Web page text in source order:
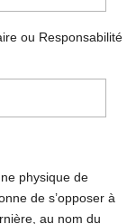
ou Responsabilité
physique de
de s’opposer à
au nom du